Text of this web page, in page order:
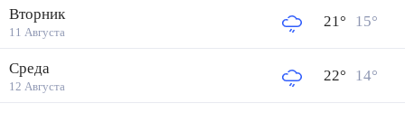
Вторник
11 Августа
21° 15°
Среда
12 Августа
22° 14°